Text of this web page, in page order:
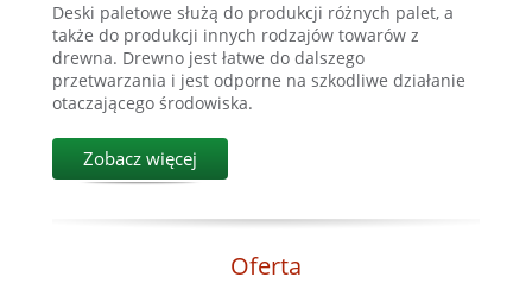
Deski paletowe służą do produkcji różnych palet, a
także do produkcji innych rodzajów towarów z
drewna. Drewno jest łatwe do dalszego
przetwarzania i jest odporne na szkodliwe działanie
otaczającego środowiska.
Zobacz więcej
Oferta